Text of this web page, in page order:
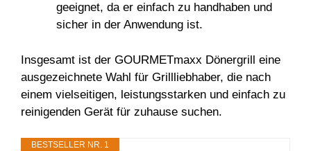
geeignet, da er einfach zu handhaben und
sicher in der Anwendung ist.
Insgesamt ist der GOURMETmaxx Dönergrill eine
ausgezeichnete Wahl für Grillliebhaber, die nach
einem vielseitigen, leistungsstarken und einfach zu
reinigenden Gerät für zuhause suchen.
BESTSELLER NR. 1